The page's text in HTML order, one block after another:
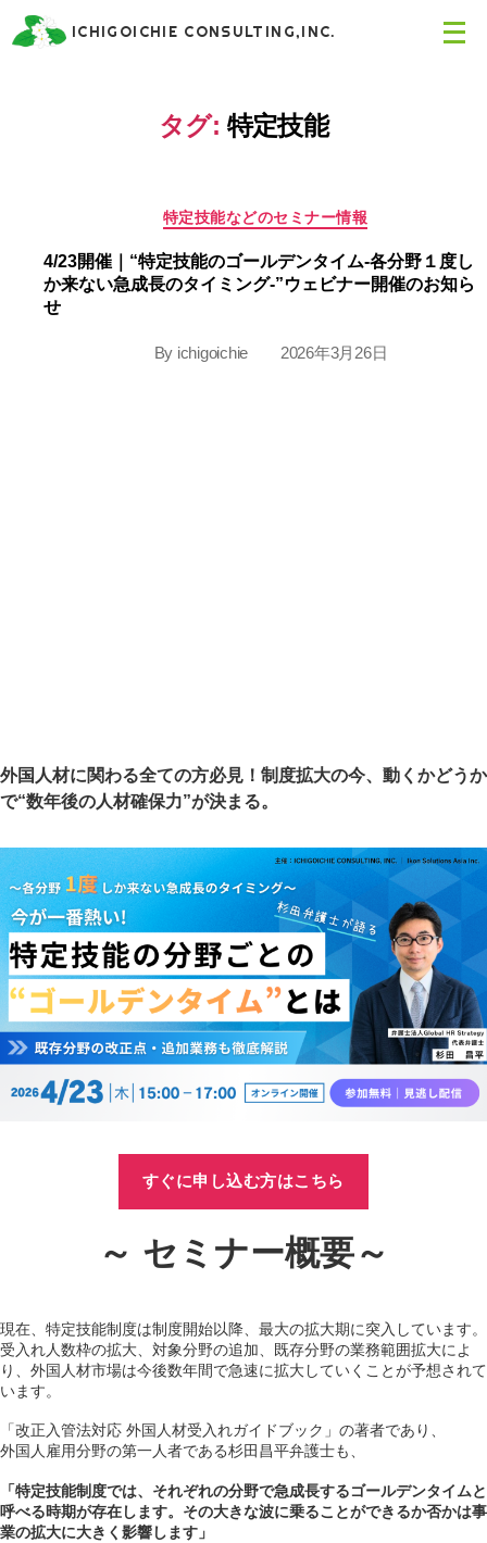
ICHIGOICHIE CONSULTING,INC.
メ
ニ
タグ: 特定技能
特定技能などのセミナー情報
4/23開催｜“特定技能のゴールデンタイム-各分野１度し
か来ない急成長のタイミング-”ウェビナー開催のお知ら
せ
Post
By ichigoichie
Post
2026年3月26日
外国人材に関わる全ての方必見！制度拡大の今、動くかどうか
で“数年後の人材確保力”が決まる。
すぐに申し込む方はこちら
～ セミナー概要～
現在、特定技能制度は制度開始以降、最大の拡大期に突入しています。
受入れ人数枠の拡大、対象分野の追加、既存分野の業務範囲拡大によ
り、外国人材市場は今後数年間で急速に拡大していくことが予想されて
います。
「改正入管法対応 外国人材受入れガイドブック」の著者であり、
外国人雇用分野の第一人者である杉田昌平弁護士も、
「特定技能制度では、それぞれの分野で急成長するゴールデンタイムと
呼べる時期が存在します。その大きな波に乗ることができるか否かは事
業の拡大に大きく影響します」